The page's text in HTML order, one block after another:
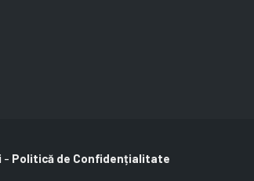
- Politică de Confidențialitate